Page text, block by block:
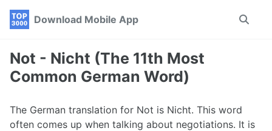
Skip
navigation
Skip
Skip
Download Mobile App
Toggle
Not - Nicht (The 11th Most
Common German Word)
The German translation for Not is Nicht. This word
often comes up when talking about negotiations. It is